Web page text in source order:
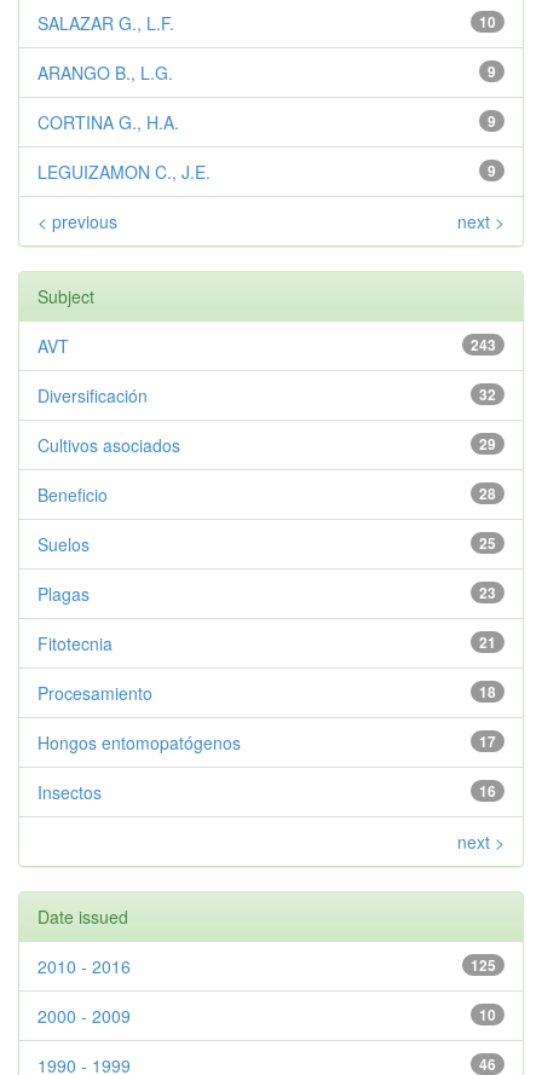
10
SALAZAR G., L.F.
9
ARANGO B., L.G.
9
CORTINA G., H.A.
9
LEGUIZAMON C., J.E.
< previous next >
Subject
243
AVT
32
Diversificación
29
Cultivos asociados
28
Beneficio
25
Suelos
23
Plagas
21
Fitotecnia
18
Procesamiento
17
Hongos entomopatógenos
16
Insectos
next >
Date issued
125
2010 - 2016
10
2000 - 2009
46
1990 - 1999